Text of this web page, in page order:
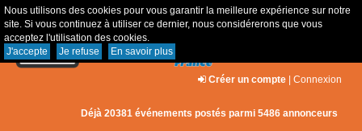
Nous utilisons des cookies pour vous garantir la meilleure expérience sur notre
site. Si vous continuez à utiliser ce dernier, nous considérerons que vous
acceptez l'utilisation des cookies.
J'accepte
Je refuse En savoir plus
Créer un compte | Connexion
Déjà 20381 événements postés parmi 5486 annonceurs